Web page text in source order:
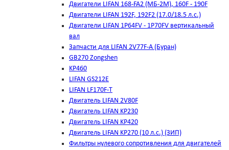
Двигатели LIFAN 168-FA2 (МБ-2М), 160F - 190F
Двигатели LIFAN 192F, 192F2 (17.0/18.5 л.с.)
Двигатели LIFAN 1Р64FV - 1Р70FV вертикальный
вал
Запчасти для LIFAN 2V77F-A (Буран)
GB270 Zongshen
KP460
LIFAN GS212E
LIFAN LF170F-T
Двигатель LIFAN 2V80F
Двигатель LIFAN KP230
Двигатель LIFAN KP420
Двигатель LIFAN KP270 (10 л.с.) (ЗИП)
Фильтры нулевого сопротивления для двигателей